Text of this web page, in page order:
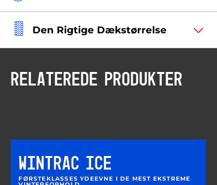
Den Rigtige Dækstørrelse
RELATEREDE PRODUKTER
WINTRAC ICE
FØRSTEKLASSES YDEEVNE I DE MEST EKSTREME